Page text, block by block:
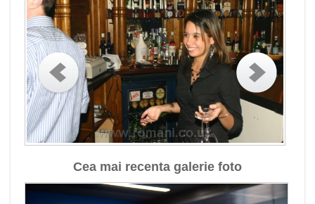
Cea mai recenta galerie foto